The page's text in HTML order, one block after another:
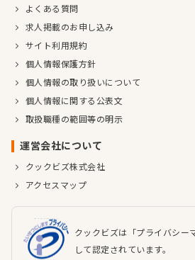
よくある質問
求人掲載のお申し込み
サイト利用規約
個人情報保護方針
個人情報の取り扱いについて
個人情報に関する公表文
取扱職種の範囲等の明示
運営会社について
クックビズ株式会社
アクセスマップ
クックビズは「プライバシー
して認定されています。